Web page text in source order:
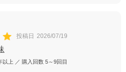
投稿日 2026/07/19
以上 ／ 購入回数 5～9回目